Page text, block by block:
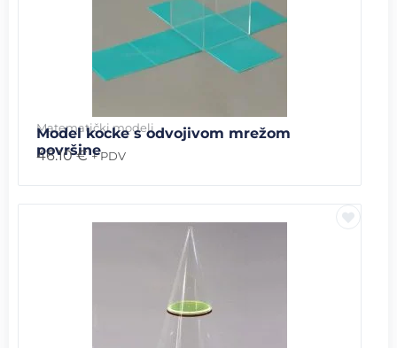
Matematički modeli
Model kocke s odvojivom mrežom
površine
46.10€ + PDV